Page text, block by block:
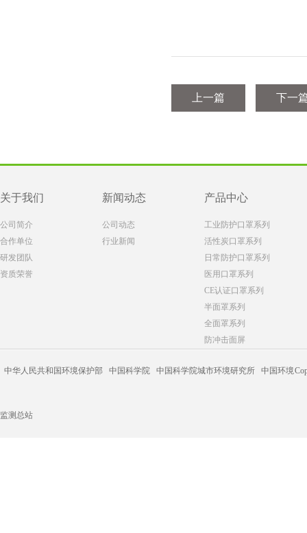
上一篇 下一
关于我们
公司简介
合作单位
研发团队
资质荣誉
新闻动态
公司动态
行业新闻
产品中心
工业防护口罩系列
活性炭口罩系列
日常防护口罩系列
医用口罩系列
CE认证口罩系列
半面罩系列
全面罩系列
防冲击面屏
中华人民共和国环境保护部 中国科学院 中国科学院城市环境研究所 中国环境
监测总站